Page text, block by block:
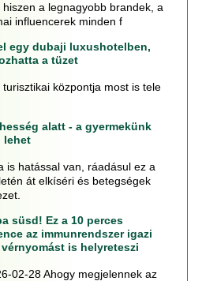
a legnagyobb brandek, a
influencerek minden f
egy dubaji luxushotelben,
a tüzet
központja most is tele
alatt - a gyermekünk
lehet
is hatással van, ráadásul ez a
át elkíséri és betegségek
süsd! Ez a 10 perces
az immunrendszer igazi
is helyreteszi
02-28 Ahogy megjelennek az